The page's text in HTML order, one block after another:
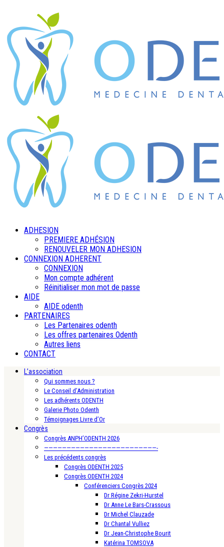
ADHESION
PREMIERE ADHÉSION
RENOUVELER MON ADHESION
CONNEXION ADHERENT
CONNEXION
Mon compte adhérent
Réinitialiser mon mot de passe
AIDE
AIDE odenth
PARTENAIRES
Les Partenaires odenth
Les offres partenaires Odenth
Autres liens
CONTACT
L’association
Qui sommes nous ?
Le Conseil d’Administration
Les adhérents ODENTH
Galerie Photo Odenth
Témoignages Livre d’Or
Congrès
Congrès ANPH’ODENTH 2026
—————————————————————————-
Les précédents congrès
Congrès ODENTH 2025
Congrès ODENTH 2024
Conférenciers Congrès 2024
Dr Régine Zekri-Hurstel
Dr Anne Le Bars-Crassous
Dr Michel Clauzade
Dr Chantal Vulliez
Dr Jean-Christophe Bourit
Katérina TOMSOVA